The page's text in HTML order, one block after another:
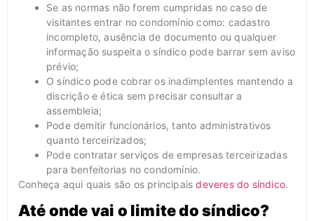
Se as normas não forem cumpridas no caso de
visitantes entrar no condomínio como: cadastro
incompleto, ausência de documento ou qualquer
informação suspeita o síndico pode barrar sem aviso
prévio;
O síndico pode cobrar os inadimplentes mantendo a
discrição e ética sem precisar consultar a
assembleia;
Pode demitir funcionários, tanto administrativos
quanto terceirizados;
Pode contratar serviços de empresas terceirizadas
para benfeitorias no condomínio.
Conheça aqui quais são os principaisdeveres do síndico.
Até onde vai o limite do síndico?